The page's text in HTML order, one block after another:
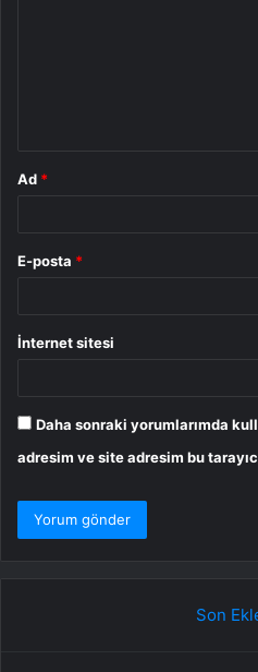
Ad *
E-posta *
İnternet sitesi
Daha sonraki yorumlarımda
adresim ve site adresim bu
Son